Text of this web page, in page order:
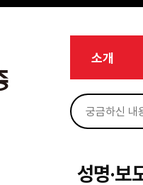
소개
성명·보